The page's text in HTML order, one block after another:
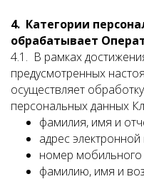
4. Категории
обрабатывает
4.1. В рамках
предусмотренных
осуществляет
персональных данных
фамилия, имя и
адрес
номер мобильного
фамилию, имя и